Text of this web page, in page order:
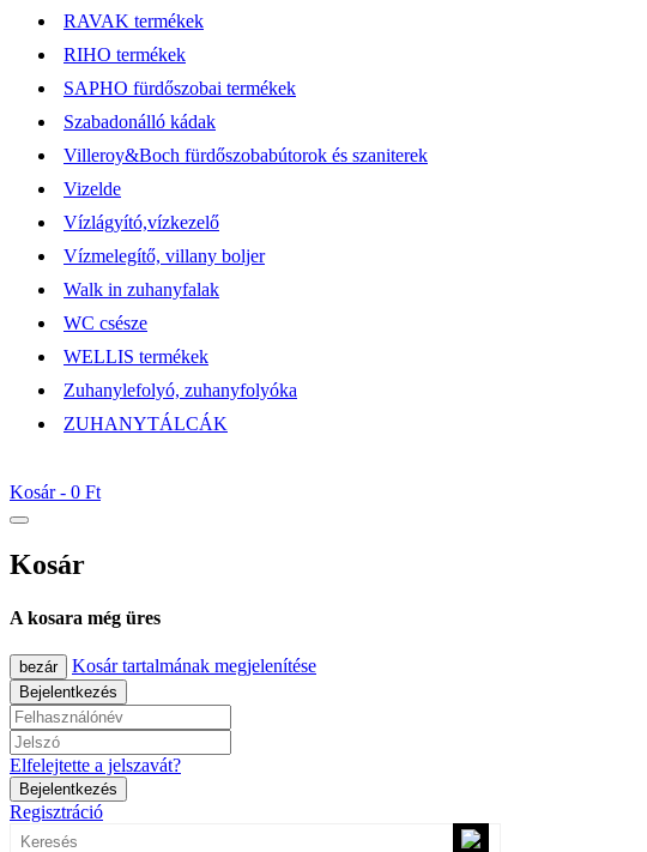
RAVAK termékek
RIHO termékek
SAPHO fürdőszobai termékek
Szabadonálló kádak
Villeroy&Boch fürdőszobabútorok és szaniterek
Vizelde
Vízlágyító,vízkezelő
Vízmelegítő, villany boljer
Walk in zuhanyfalak
WC csésze
WELLIS termékek
Zuhanylefolyó, zuhanyfolyóka
ZUHANYTÁLCÁK
Kosár - 0 Ft
Kosár
A kosara még üres
bezár Kosár tartalmának megjelenítése
Bejelentkezés
Elfelejtette a jelszavát?
Bejelentkezés
Regisztráció